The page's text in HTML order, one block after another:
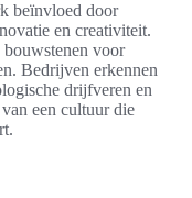
beïnvloed door
en creativiteit.
bouwstenen voor
Bedrijven erkennen
drijfveren en
een cultuur die